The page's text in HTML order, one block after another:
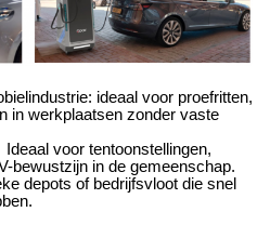
ideaal voor proefritten,
in werkplaatsen zonder vaste
Ideaal voor tentoonstellingen,
bewustzijn in de gemeenschap.
depots of bedrijfsvloot die snel